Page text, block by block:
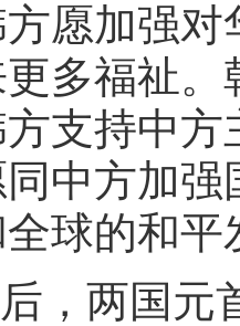
方愿加强
更多福祉
支持中方
中方加
球的和平
，两国元